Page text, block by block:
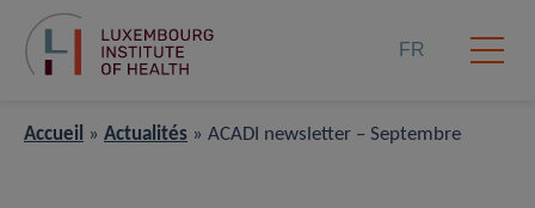
FR
Accueil » Actualités » ACADI newsletter – Septembre